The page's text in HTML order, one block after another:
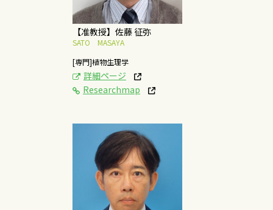
概要はこちら
【准教授】佐藤 征弥
SATO MASAYA
[専門]植物生理学
詳細ページ
Researchmap
[研究テーマ]
農産物の商品化と流通
に関する研究
概要はこちら